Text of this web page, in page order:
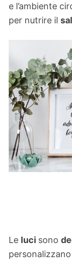
e l’ambiente
per nutrire il
Le luci sono